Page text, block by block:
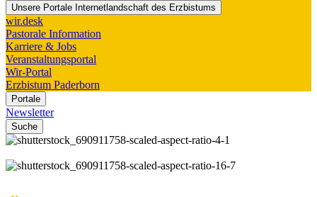
Unsere Portale Internetlandschaft des Erzbistums
wir.desk
Pastorale Information
Karriere & Jobs
Veranstaltungsportal
Wir-Portal
Erzbistum Paderborn
Portale
Newsletter
Suche